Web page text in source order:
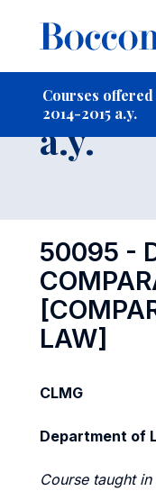
Courses
2014-2015 a.y.
-
a.y.
50095 -
LAW]
CLMG
Department of
Course taught in